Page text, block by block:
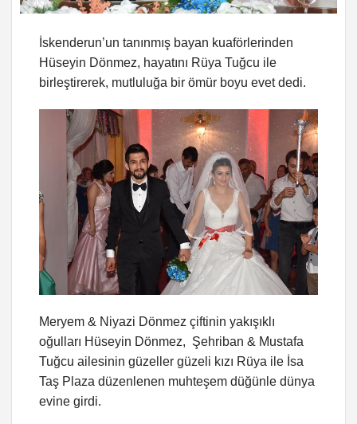
İskenderun’un tanınmış bayan kuaförlerinden
Hüseyin Dönmez, hayatını Rüya Tuğcu ile
birleştirerek, mutluluğa bir ömür boyu evet dedi.
Meryem & Niyazi Dönmez çiftinin yakışıklı
oğulları Hüseyin Dönmez, Şehriban & Mustafa
Tuğcu ailesinin güzeller güzeli kızı Rüya ile İsa
Taş Plaza düzenlenen muhteşem düğünle dünya
evine girdi.